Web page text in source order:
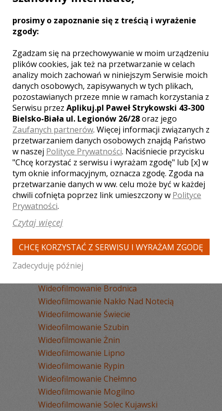
JAKOŚCI FULL HD lub 4K / 4 KAMERY /
DRON
Zobacz więcej
Liczba pozycji:1
WOJEWÓDZTWO KUJAWSKO-
POMORSKIE – ZOBACZ LISTĘ
KAMERZYSTÓW Z INNYCH MIAST:
Wideofilmowanie Bydgoszcz
Wideofilmowanie Toruń
Wideofilmowanie Włocławek
Wideofilmowanie Grudziądz
Wideofilmowanie Brodnica
Wideofilmowanie Nakło Nad Notecią
Wideofilmowanie Świecie
Wideofilmowanie Szubin
Wideofilmowanie Żnin
Wideofilmowanie Lipno
Wideofilmowanie Rypin
Wideofilmowanie Chełmno
Wideofilmowanie Mogilno
Wideofilmowanie Solec Kujawski
prosimy o zapoznanie się z treścią i wyrażenie
zgody:
Zgadzam się na przechowywanie w moim urządzeniu
plików cookies, jak też na przetwarzanie w celach
analizy moich zachowań w niniejszym Serwisie moich
danych osobowych, zapisywanych w tych plikach,
pozostawianych przeze mnie w ramach korzystania z
Serwisu przez Aplikuj.pl Paweł Strykowski 43-300
Bielsko-Biała ul. Legionów 26/28oraz jego
Zaufanych partnerów. Więcej informacji związanych z
przetwarzaniem danych osobowych znajdą Państwo
w naszej Polityce Prywatności. Naciśniecie przycisku
"Chcę korzystać z serwisu i wyrażam zgodę" lub [x] w
tym oknie informacyjnym, oznacza zgodę. Zgoda na
przetwarzanie danych w ww. celu może być w każdej
chwili cofnięta poprzez link umieszczony w Polityce
Prywatności.
Czytaj więcej
CHCĘ KORZYSTAĆ Z SERWISU I WYRAŻAM ZGODĘ
Zadecyduję później